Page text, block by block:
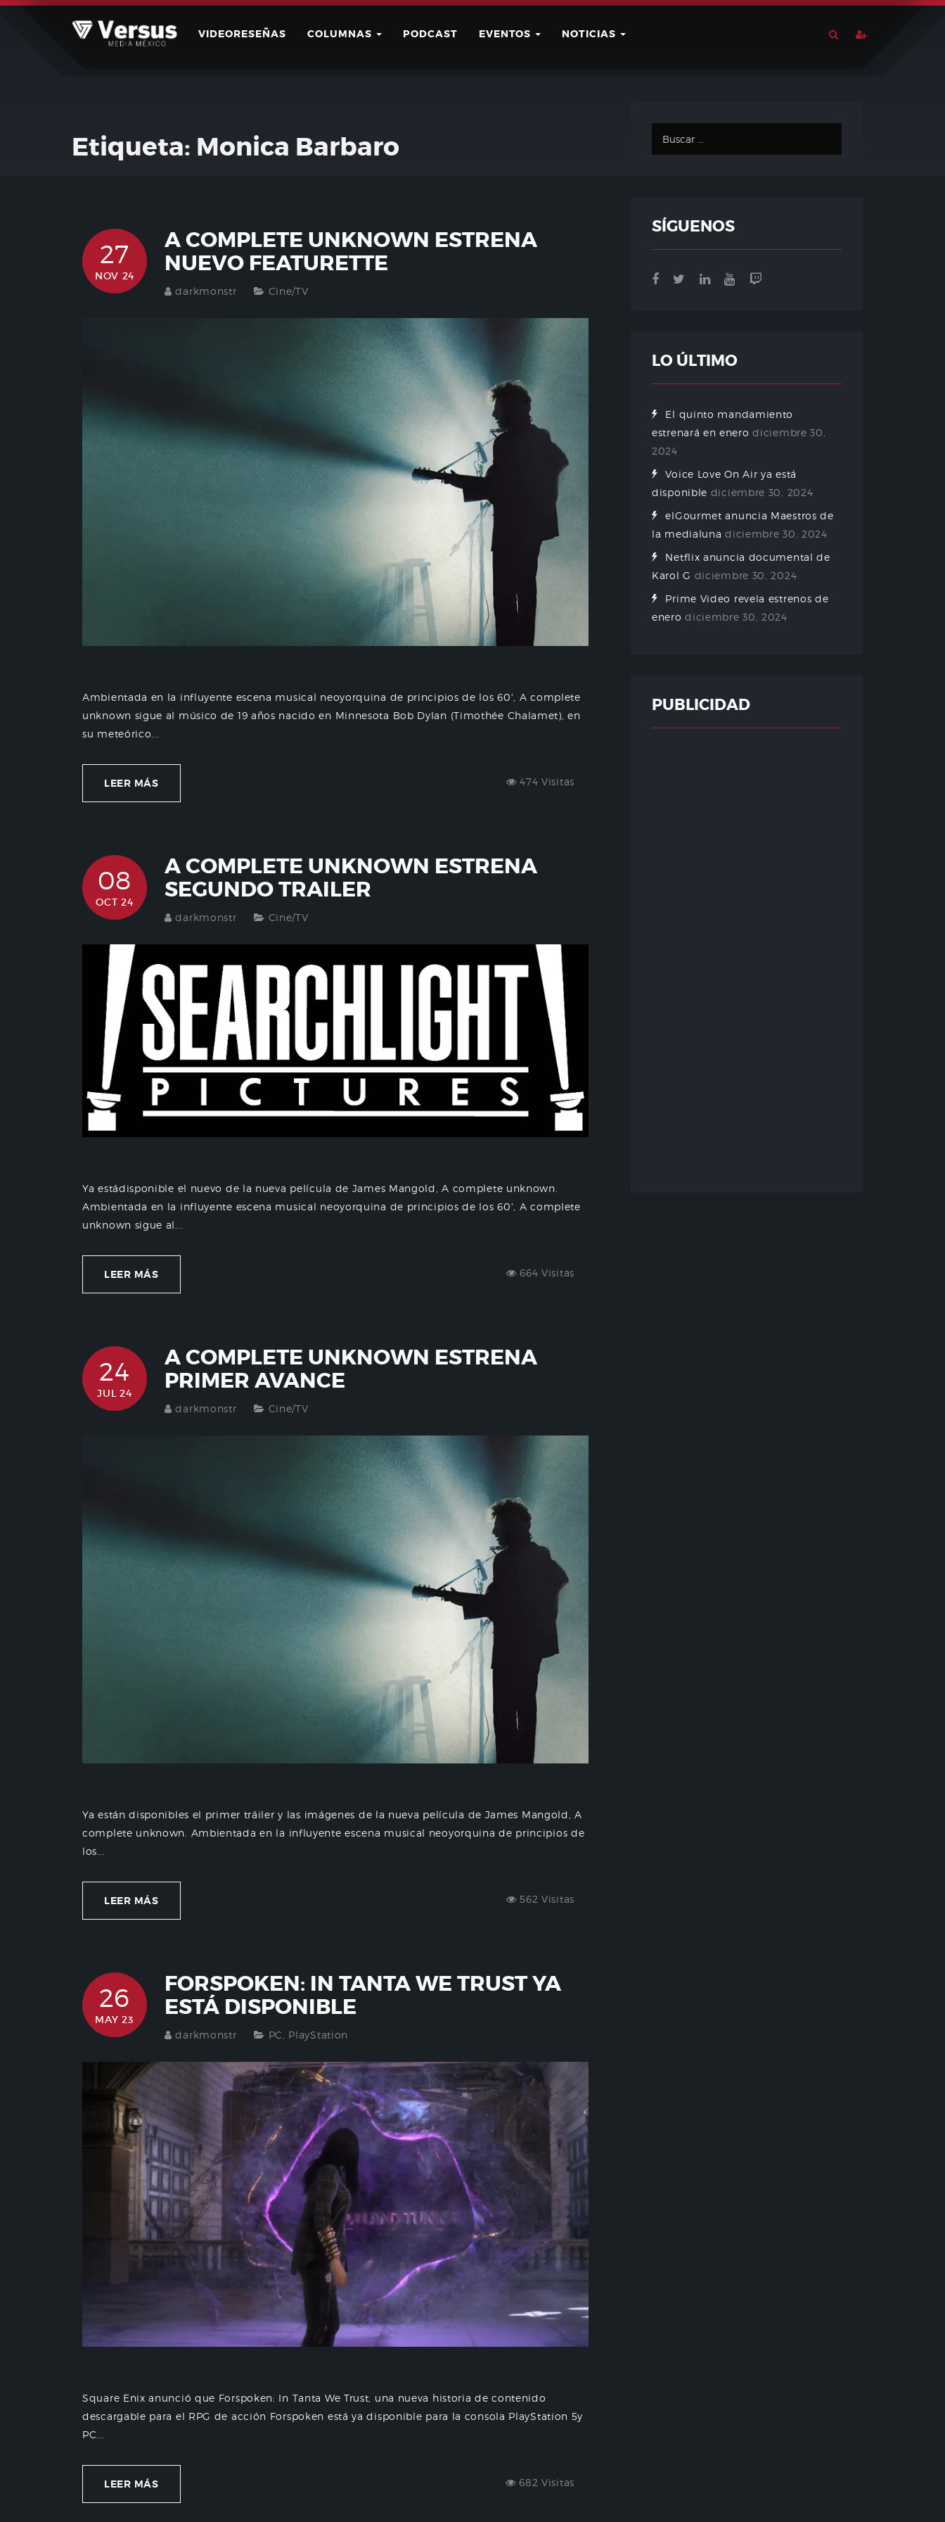
Skip
VIDEORESEÑAS COLUMNAS PODCAST EVENTOS NOTICIAS
Etiqueta: Monica Barbaro
27
NOV 24
A COMPLETE UNKNOWN ESTRENA
NUEVO FEATURETTE
darkmonstr Cine/TV
Ambientada en la influyente escena musical neoyorquina de principios de los 60', A complete
unknown sigue al músico de 19 años nacido en Minnesota Bob Dylan (Timothée Chalamet), en
su meteórico...
LEER MÁS 474 Visitas
08
OCT 24
A COMPLETE UNKNOWN ESTRENA
SEGUNDO TRAILER
darkmonstr Cine/TV
Ya estádisponible el nuevo de la nueva película de James Mangold, A complete unknown.
Ambientada en la influyente escena musical neoyorquina de principios de los 60', A complete
unknown sigue al...
LEER MÁS 664 Visitas
24
JUL 24
A COMPLETE UNKNOWN ESTRENA
PRIMER AVANCE
darkmonstr Cine/TV
Ya están disponibles el primer tráiler y las imágenes de la nueva película de James Mangold, A
complete unknown. Ambientada en la influyente escena musical neoyorquina de principios de
los...
LEER MÁS 562 Visitas
26
MAY 23
FORSPOKEN: IN TANTA WE TRUST YA
ESTÁ DISPONIBLE
darkmonstr PC PlayStation
Square Enix anunció que Forspoken: In Tanta We Trust, una nueva historia de contenido
descargable para el RPG de acción Forspoken está ya disponible para la consola PlayStation 5y
PC...
LEER MÁS 682 Visitas
SÍGUENOS
LO ÚLTIMO
El quinto mandamiento
estrenará en enero diciembre 30,
2024
Voice Love On Air ya está
disponible diciembre 30, 2024
elGourmet anuncia Maestros de
la medialuna diciembre 30, 2024
Netflix anuncia documental de
Karol G diciembre 30, 2024
Prime Video revela estrenos de
enero diciembre 30, 2024
PUBLICIDAD